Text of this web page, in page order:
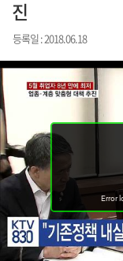
진
등록일 : 2018.06.18